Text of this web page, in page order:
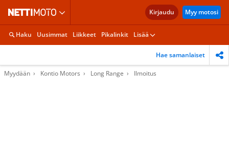
Kirjaudu Myy motosi
Haku Uusimmat Liikkeet Pikalinkit Lisää
Hae samanlaiset
Myydään Kontio Motors Long Range Ilmoitus